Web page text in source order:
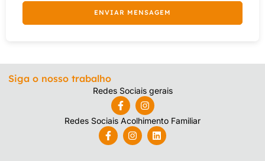
ENVIAR MENSAGEM
Siga o nosso trabalho
Redes Sociais gerais
Redes Sociais Acolhimento Familiar